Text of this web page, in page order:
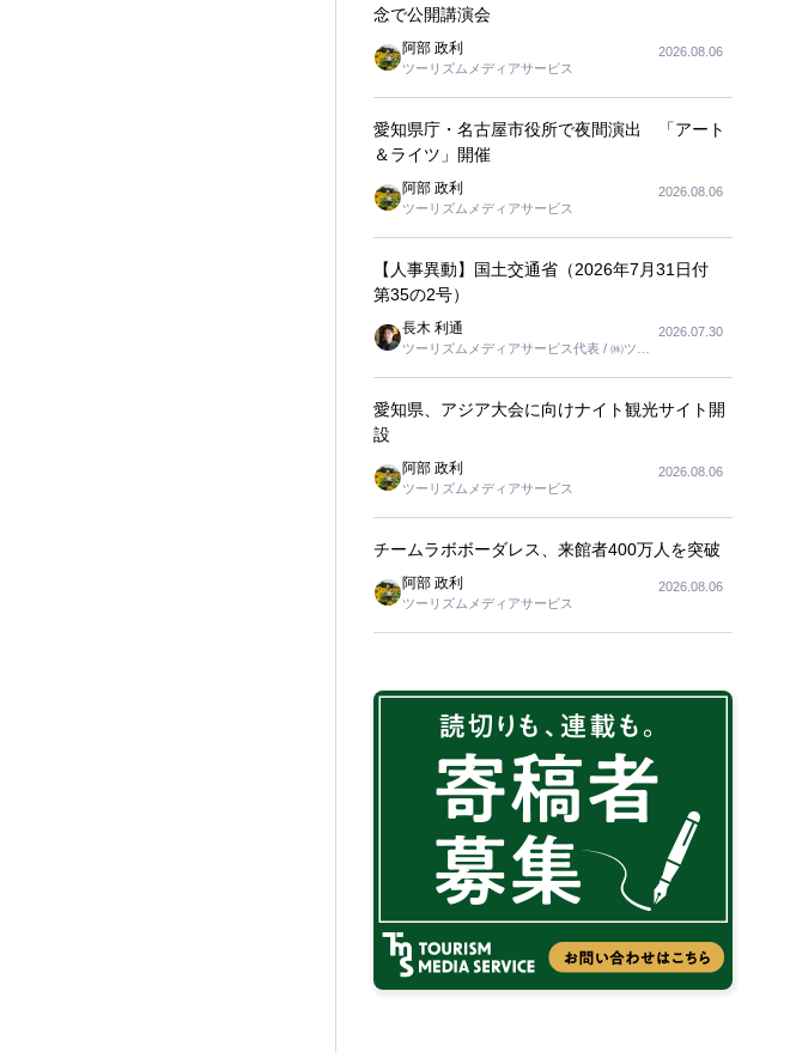
念で公開講演会
阿部 政利
ツーリズムメディアサービス
2026.08.06
愛知県庁・名古屋市役所で夜間演出 「アート
＆ライツ」開催
阿部 政利
ツーリズムメディアサービス
2026.08.06
【人事異動】国土交通省（2026年7月31日付
第35の2号）
長木 利通
ツーリズムメディアサービス代表 / ㈱ツー
2026.07.30
愛知県、アジア大会に向けナイト観光サイト開
設
阿部 政利
ツーリズムメディアサービス
2026.08.06
チームラボボーダレス、来館者400万人を突破
阿部 政利
ツーリズムメディアサービス
2026.08.06